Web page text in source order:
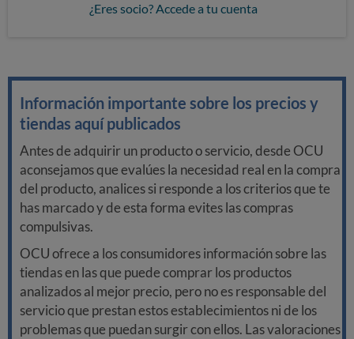
¿Eres socio? Accede a tu cuenta
Información importante sobre los precios y
tiendas aquí publicados
Antes de adquirir un producto o servicio, desde OCU
aconsejamos que evalúes la necesidad real en la compra
del producto, analices si responde a los criterios que te
has marcado y de esta forma evites las compras
compulsivas.
OCU ofrece a los consumidores información sobre las
tiendas en las que puede comprar los productos
analizados al mejor precio, pero no es responsable del
servicio que prestan estos establecimientos ni de los
problemas que puedan surgir con ellos. Las valoraciones